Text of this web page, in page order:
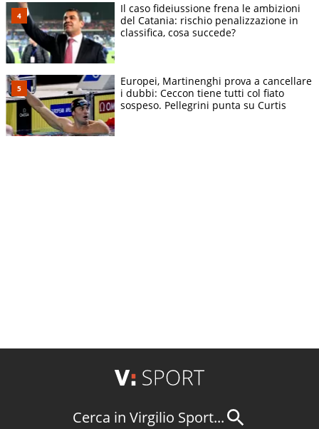
Il caso fideiussione frena le ambizioni
del Catania: rischio penalizzazione in
classifica, cosa succede?
Europei, Martinenghi prova a cancellare
i dubbi: Ceccon tiene tutti col fiato
sospeso. Pellegrini punta su Curtis
Cerca in Virgilio Sport...